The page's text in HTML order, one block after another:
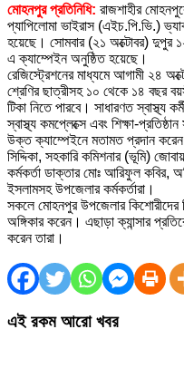
মোহনপুর প্রতিনিধি: রাজশাহীর
প্যাপিলোমা ভাইরাস (এইচ.পি.ভি.)
হয়েছে। সোমবার (২১ অক্টোবর) দুপুর
এ ক্যাম্পেইন অনুষ্ঠিত হয়েছে।
রেজিস্ট্রেশনের মাধ্যমে আগামী ২৪
শ্রেণির ছাত্রীসহ ১০ থেকে ১৪ বছর
টিকা নিতে পারবে। সাধারণত স্বাস্থ্য
স্বাস্থ্য কমপ্লেক্সে এবং শিক্ষা-
উক্ত ক্যাম্পেইনে মতামত প্রদান
সিদ্দিকা, সহকারি কমিশনার (ভূমি)
কর্মকর্তা ডাক্তার মোঃ আরিফুল কবির,
ইসলামসহ উপজেলার কর্মকর্তারা।
সকলে মোহনপুর উপজেলার কিশোরীদের
অঙ্গিকার করেন। এছাড়া ক্যান্সার
করেন তারা।
এই রকম আরো খবর